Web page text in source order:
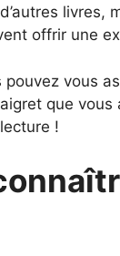
offrir une
vous
que
!